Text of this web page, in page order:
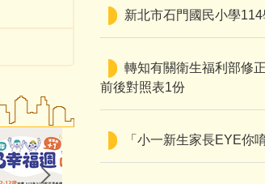
新北市石門國民小學
轉知有關衛生福利部修
前後對照表1份
「小一新生家長EYE你